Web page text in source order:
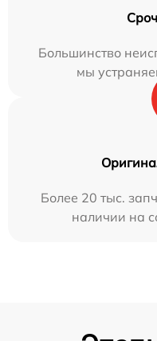
Большинство
мы
Более 20 тыс.
наличии на